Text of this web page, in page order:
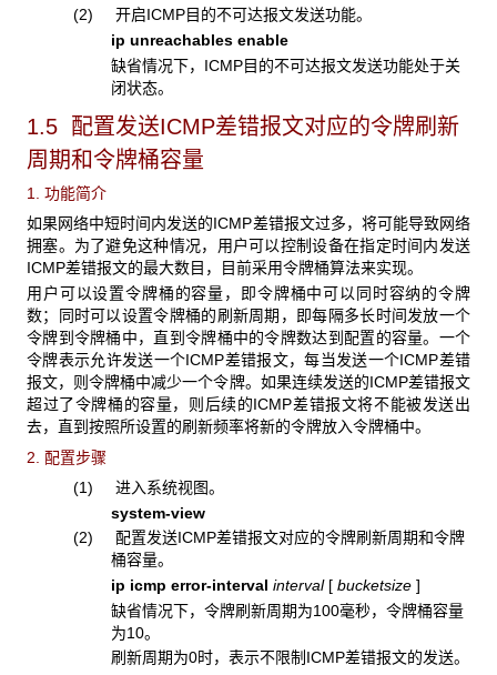
(2) 开启ICMP目的不可达报文发送功能。
ip unreachables enable
缺省情况下，ICMP目的不可达报文发送功能处于关
闭状态。
1.5 配置发送ICMP差错报文对应的令牌刷新
周期和令牌桶容量
1. 功能简介
如果网络中短时间内发送的ICMP差错报文过多，将可能导致网络
拥塞。为了避免这种情况，用户可以控制设备在指定时间内发送
ICMP差错报文的最大数目，目前采用令牌桶算法来实现。
用户可以设置令牌桶的容量，即令牌桶中可以同时容纳的令牌
数；同时可以设置令牌桶的刷新周期，即每隔多长时间发放一个
令牌到令牌桶中，直到令牌桶中的令牌数达到配置的容量。一个
令牌表示允许发送一个ICMP差错报文，每当发送一个ICMP差错
报文，则令牌桶中减少一个令牌。如果连续发送的ICMP差错报文
超过了令牌桶的容量，则后续的ICMP差错报文将不能被发送出
去，直到按照所设置的刷新频率将新的令牌放入令牌桶中。
2. 配置步骤
(1) 进入系统视图。
system-view
(2) 配置发送ICMP差错报文对应的令牌刷新周期和令牌
桶容量。
ip icmp error-interval interval [ bucketsize ]
缺省情况下，令牌刷新周期为100毫秒，令牌桶容量
为10。
刷新周期为0时，表示不限制ICMP差错报文的发送。